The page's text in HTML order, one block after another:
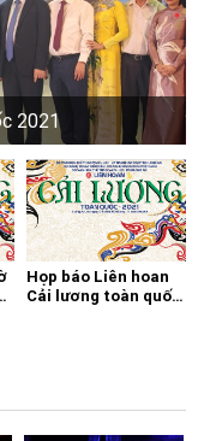
2021
Họp báo Liên hoan
Cải lương toàn quốc